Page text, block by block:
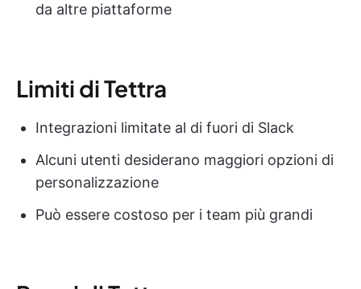
da altre piattaforme
Limiti di Tettra
Integrazioni limitate al di fuori di Slack
Alcuni utenti desiderano maggiori opzioni di
personalizzazione
Può essere costoso per i team più grandi